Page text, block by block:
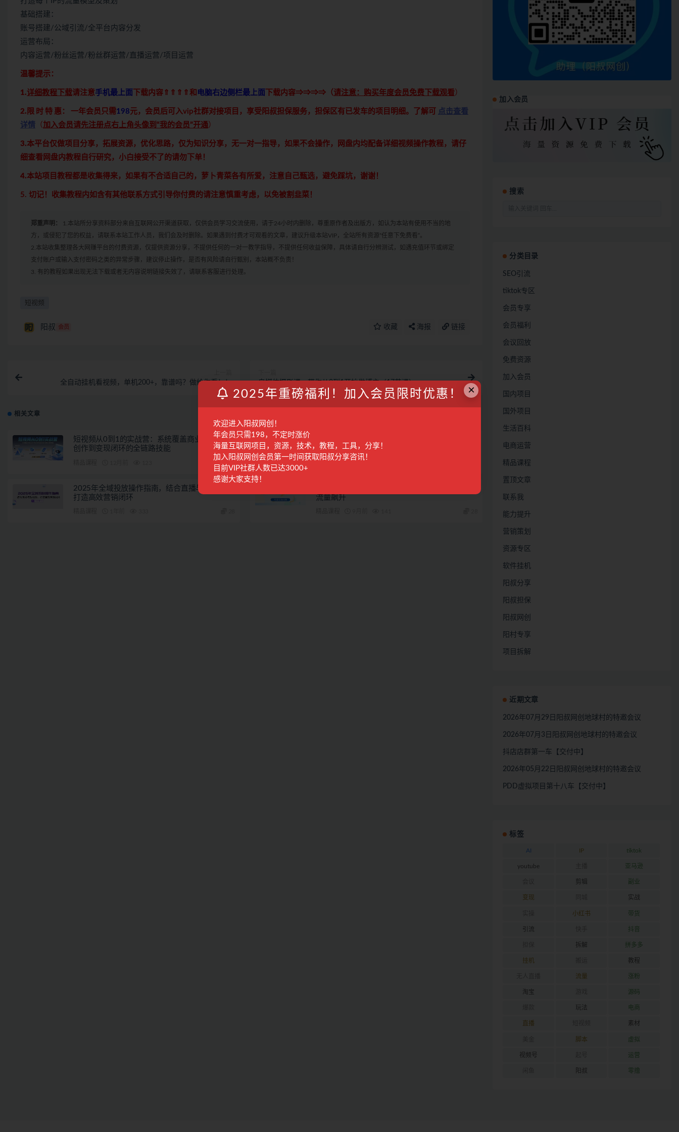
基础搭建：
账号搭建/公域引流/全平台内容分发
运营布局：
内容运营/粉丝运营/粉丝群运营/直播运营/项目运营
温馨提示：
1.详细教程下载请注意手机最上面 下载内容⇑⇑⇑⇑和 电脑右边侧栏最上面 下载内容⇒⇒⇒⇒（请注意：购买年度会员免费下载观看）
2.限 时 特 惠： 一年会员只需198元，会员后可入vip社群对接项目，享受阳叔担保服务，担保区有已发车的项目明细。了解可
点击查看
详情 （ 加入会员请先注册点右上角头像到“我的会员”开通）
3.本平台仅做项目分享，拓展资源，优化思路，仅为知识分享，无一对一指导，如果不会操作，网盘内均配备详细视频操作教程，请仔
细查看网盘内教程自行研究，小白接受不了的请勿下单！
4.本站项目教程都是收集得来，如果有不合适自己的，萝卜青菜各有所爱，注意自己甄选，避免踩坑，谢谢！
5. 切记！收集教程内如含有其他联系方式引导你付费的请注意慎重考虑，以免被割韭菜！
郑重声明：
1.本站所分享资料部分来自互联网公开渠道获取，仅供会员学习交流使用，请于24小时内删除，尊重原作者及出版方，如认为本站有使用不当的地
方，或侵犯了您的权益，请联系本站工作人员，我们会及时删除。如果遇到付费才可观看的文章，建议升级本站VIP，全站所有资源“任意下免费看”。
2.本站收集整理各大网赚平台的付费资源，仅提供资源分享，不提供任何的一对一教学指导，不提供任何收益保障，具体请自行分辨测试，如遇充值环节或绑定
支付账户或输入支付密码之类的异常步骤，建议停止操作，是否有风险请自行甄别，本站概不负责！
3. 有的教程如果出现无法下载或者无内容说明链接失效了，请联系客服进行处理。
短视频
阳叔 会员 收藏 海报 链接
全自动挂机看视频，单机200+，靠谱吗？做给你看！！ 自媒体摄影课，带你从0到1开始做博主（17节课）
相关文章
短视频从0到1的实战营：系统覆盖商业定位,内容
创作到变现闭环的全链路技能
28
2025年全域投放操作指南，结合直播与短视频，
打造高效营销闭环
流量飙升
加入会员
搜索
分类目录
SEO引流
tiktok专区
会员专享
会员福利
会议回放
免费资源
加入会员
国内项目
国外项目
生活百科
电商运营
精品课程
置顶文章
联系我
能力提升
营销策划
资源专区
软件挂机
阳叔分享
阳叔担保
阳叔网创
阳村专享
项目拆解
近期文章
2026年07月29日阳叔网创地球村的特邀会议
2026年07月3日阳叔网创地球村的特邀会议
抖店店群第一车【交付中】
2026年05月22日阳叔网创地球村的特邀会议
PDD虚拟项目第十八车【交付中】
标签
AI IP tiktok
youtube 亚马逊
剪辑 副业
变现 实战
小红书 带货
引流 抖音
拆解 拼多多
挂机 教程
流量 涨粉
淘宝 源码
玩法 电商
直播 素材
脚本 虚拟
视频号 运营
阳叔 零撸
×
2025年重磅福利！加入会员限时优惠！
欢迎进入阳叔网创！
年会员只需198，不定时涨价
海量互联网项目，资源，技术，教程，工具，分享！
加入阳叔网创会员第一时间获取阳叔分享咨讯！
目前VIP社群人数已达3000+
感谢大家支持！